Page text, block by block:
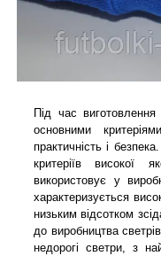
Під час
основними
практичність і
критеріїв
використовує у
характеризується
низьким відсотком
до виробництва
недорогі светри, з